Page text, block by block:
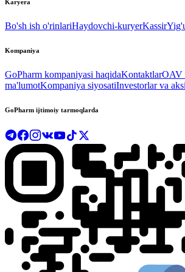
Karyera
Bo'sh ish o'rinlariHaydovchi-kuryerKassir
Kompaniya
GoPharm kompaniyasi haqidaKontaktlarOAV
ma'lumotKompaniya siyosatiInvestorlar va
GoPharm ijtimoiy tarmoqlarda